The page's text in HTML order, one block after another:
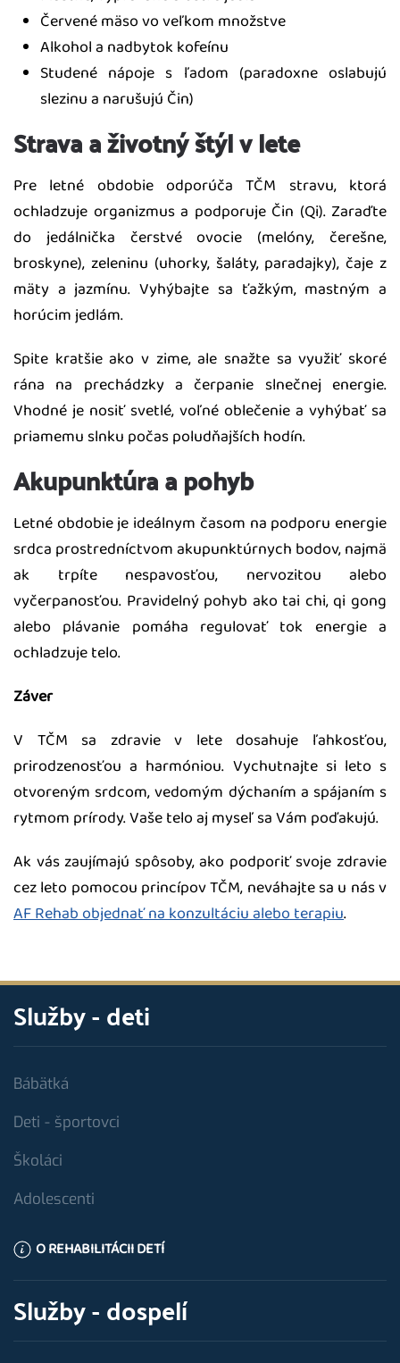
Červené mäso vo veľkom množstve
Alkohol a nadbytok kofeínu
Studené nápoje s ľadom (paradoxne oslabujú
slezinu a narušujú Čin)
Strava a životný štýl v lete
Pre letné obdobie odporúča TČM stravu, ktorá
ochladzuje organizmus a podporuje Čin (Qi). Zaraďte
do jedálnička čerstvé ovocie (melóny, čerešne,
broskyne), zeleninu (uhorky, šaláty, paradajky), čaje z
mäty a jazmínu. Vyhýbajte sa ťažkým, mastným a
horúcim jedlám.
Spite kratšie ako v zime, ale snažte sa využiť skoré
rána na prechádzky a čerpanie slnečnej energie.
Vhodné je nosiť svetlé, voľné oblečenie a vyhýbať sa
priamemu slnku počas poludňajších hodín.
Akupunktúra a pohyb
Letné obdobie je ideálnym časom na podporu energie
srdca prostredníctvom akupunktúrnych bodov, najmä
ak trpíte nespavosťou, nervozitou alebo
vyčerpanosťou. Pravidelný pohyb ako tai chi, qi gong
alebo plávanie pomáha regulovať tok energie a
ochladzuje telo.
Záver
V TČM sa zdravie v lete dosahuje ľahkosťou,
prirodzenosťou a harmóniou. Vychutnajte si leto s
otvoreným srdcom, vedomým dýchaním a spájaním s
rytmom prírody. Vaše telo aj myseľ sa Vám poďakujú.
Ak vás zaujímajú spôsoby, ako podporiť svoje zdravie
cez leto pomocou princípov TČM, neváhajte sa u nás v
AF Rehab objednať na konzultáciu alebo terapiu.
Služby - deti
Bábätká
Deti - športovci
Školáci
Adolescenti
O REHABILITÁCII DETÍ
Služby - dospelí